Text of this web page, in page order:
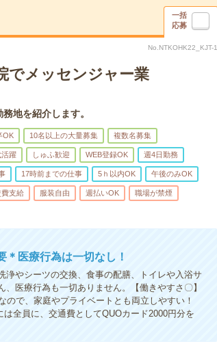
一括
応募
No.NTKOHK22_KJT-1
メッセンジャー業
地を紹介します。
OK 10名以上の大量募集 複数名募集
躍 しゅふ歓迎 WEB登録OK 週4日勤務
17時前までの仕事 5ｈ以内OK 午後のみOK
費支給 服装自由 週払いOK 職場が禁煙
＊医療行為は一切なし！
浄やシーツの交換、食事の配膳、トイレや入浴サ
医療行為も一切ありません。【働きやすさ〇】
で、家庭やプライベートとも両立しやすい！
全員に、交通費としてQUOカード2000円分を